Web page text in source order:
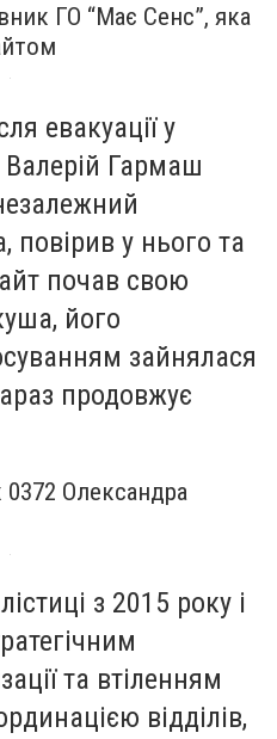
ГО “Має Сенс”, яка
евакуації у
Валерій Гармаш
повірив у нього та
почав свою
його
зайнялася
продовжує
Олександра
з 2015 року і
та втіленням
відділів,